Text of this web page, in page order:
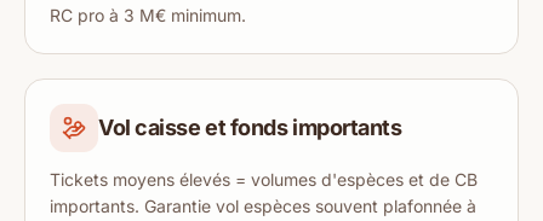
RC pro à 3 M€ minimum.
Vol caisse et fonds importants
Tickets moyens élevés = volumes d'espèces et de CB
importants. Garantie vol espèces souvent plafonnée à